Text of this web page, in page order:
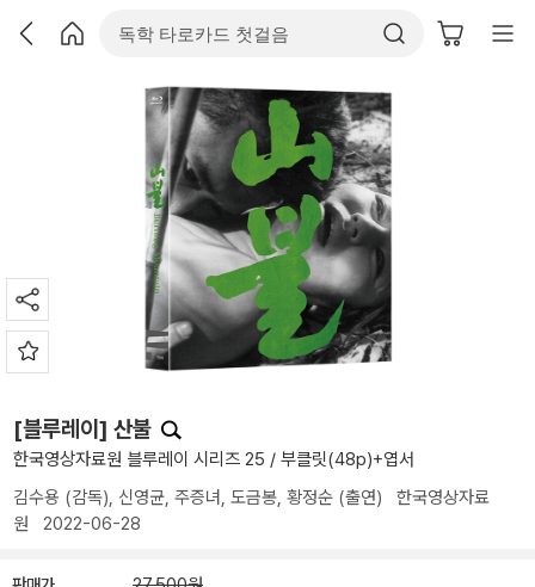
[블루레이] 산불
한국영상자료원 블루레이 시리즈 25 / 부클릿(48p)+엽서
김수용 (감독), 신영균, 주증녀 , 도금봉, 황정순 (출연) 한국영상자료
원 2022-06-28